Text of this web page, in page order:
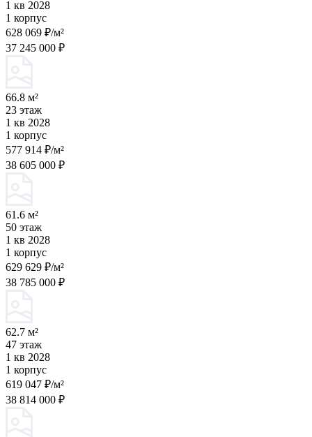
1 кв 2028
1 корпус
628 069 ₽/м²
37 245 000 ₽
66.8 м²
23 этаж
1 кв 2028
1 корпус
577 914 ₽/м²
38 605 000 ₽
61.6 м²
50 этаж
1 кв 2028
1 корпус
629 629 ₽/м²
38 785 000 ₽
62.7 м²
47 этаж
1 кв 2028
1 корпус
619 047 ₽/м²
38 814 000 ₽